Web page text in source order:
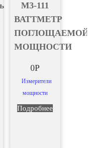
М3-111
ВАТТМЕТР
ПОГЛОЩАЕМОЙ
МОЩНОСТИ
0Р
Измерители
мощности
Подробнее